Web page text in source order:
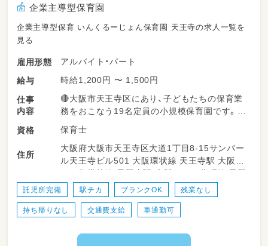
企業主導型保育園
企業主導型保育 いんくるーじょん保育園 天王寺の求人一覧を
見る
雇用形態
アルバイト・パート
給与
時給1,200円 〜 1,500円
仕事
内容
🔴大阪市天王寺区にあり、子どもたちの保育業
務をおこなう19名定員の小規模保育園です。
🔴保育士業務
・食事・睡眠・トイレなどの保育全般業務
・イベント企画～実施
・ご家族対応
すが、活動内容はみんなで一緒に考えます。
資格 保育士
住所
大阪府大阪市天王寺区大道1丁目8-15サンパー
ル天王寺ビル501 大阪環状線 天王寺駅 大阪メ
トロ御堂筋線 天王寺駅 大阪メトロ谷町線 天王
寺駅
託児所完備 駅チカ ブランクOK 残業なし
持ち帰りなし 交通費支給 車通勤可